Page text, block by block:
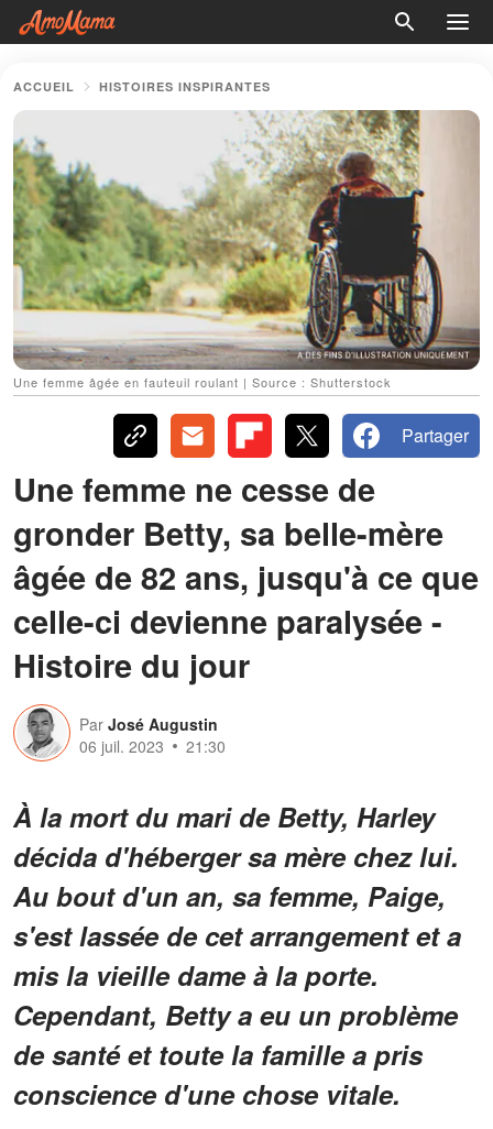
ACCUEIL HISTOIRES INSPIRANTES
Une femme âgée en fauteuil roulant | Source : Shutterstock
Partager
Une femme ne cesse de
gronder Betty, sa belle-mère
âgée de 82 ans, jusqu'à ce que
celle-ci devienne paralysée -
Histoire du jour
Par José Augustin
06 juil. 2023
21:30
À la mort du mari de Betty, Harley
décida d'héberger sa mère chez lui.
Au bout d'un an, sa femme, Paige,
s'est lassée de cet arrangement et a
mis la vieille dame à la porte.
Cependant, Betty a eu un problème
de santé et toute la famille a pris
conscience d'une chose vitale.